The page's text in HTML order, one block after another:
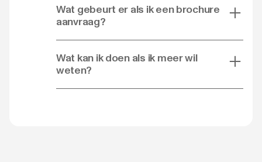
Wat gebeurt er als ik een brochure
aanvraag?
Wat kan ik doen als ik meer wil
weten?